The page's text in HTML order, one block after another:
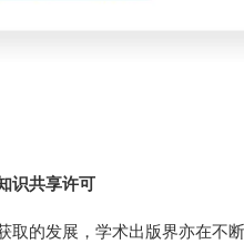
识共享许可
取的发展，学术出版界亦在不